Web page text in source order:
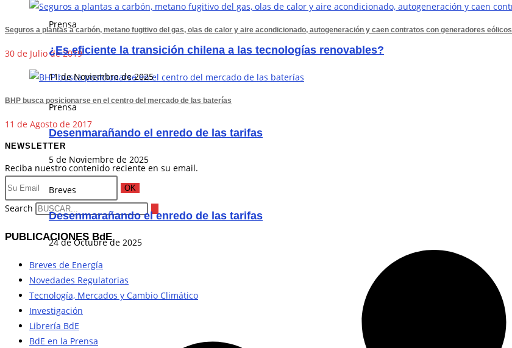
Prensa
¿Es eficiente la transición chilena a las tecnologías renovables?
11 de Noviembre de 2025
Prensa
Desenmarañando el enredo de las tarifas
5 de Noviembre de 2025
Breves
Desenmarañando el enredo de las tarifas
24 de Octubre de 2025
Seguros a plantas a carbón, metano fugitivo del gas, olas de calor y aire acondicionado, autogeneración y caen contratos con generadores eólicos
30 de Julio de 2019
BHP busca posicionarse en el centro del mercado de las baterías
11 de Agosto de 2017
NEWSLETTER
Reciba nuestro contenido reciente en su email.
OK
Search
PUBLICACIONES BdE
Breves de Energía
Novedades Regulatorias
Tecnología, Mercados y Cambio Climático
Investigación
Librería BdE
BdE en la Prensa